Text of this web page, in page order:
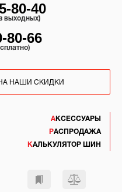
АКСЕССУАРЫ
РАСПРОДАЖА
КАЛЬКУЛЯТОР ШИН
80-40
выходных)
80-66
НАШИ СКИДКИ